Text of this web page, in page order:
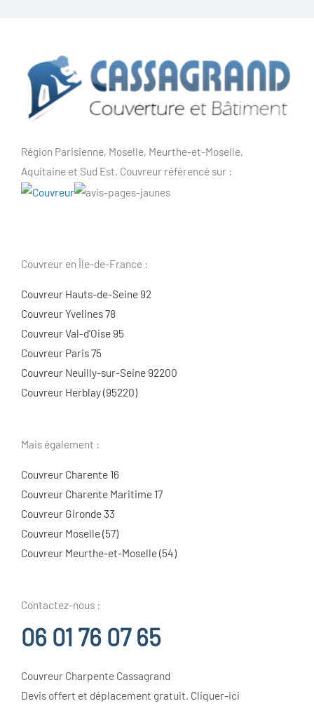
Région Parisienne, Moselle, Meurthe-et-Moselle,
Aquitaine et Sud Est. Couvreur référencé sur :
Couvreur en Île-de-France :
Couvreur Hauts-de-Seine 92
Couvreur Yvelines 78
Couvreur Val-d’Oise 95
Couvreur Paris 75
Couvreur Neuilly-sur-Seine 92200
Couvreur Herblay (95220)
Mais également :
Couvreur Charente 16
Couvreur Charente Maritime 17
Couvreur Gironde 33
Couvreur Moselle (57)
Couvreur Meurthe-et-Moselle (54)
Contactez-nous :
06 01 76 07 65
Couvreur Charpente Cassagrand
Devis offert et déplacement gratuit. Cliquer-ici